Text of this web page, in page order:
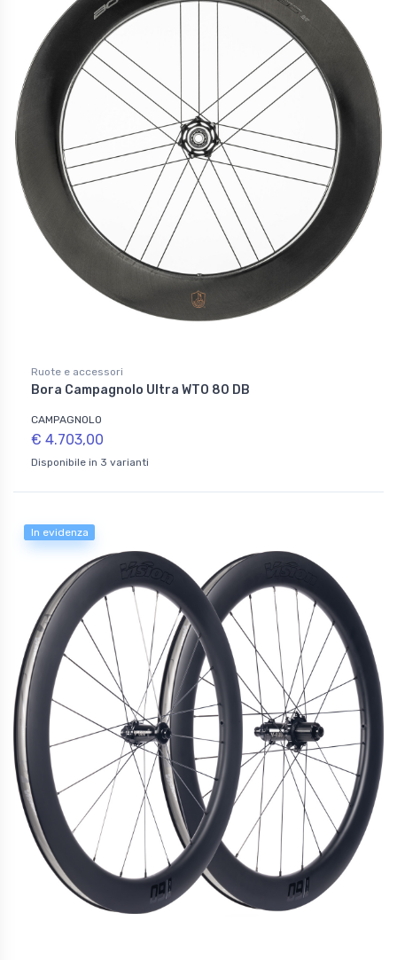
Ruote e accessori
Bora Campagnolo Ultra WTO 80 DB
CAMPAGNOLO
€ 4.703,00
Disponibile in 3 varianti
In evidenza